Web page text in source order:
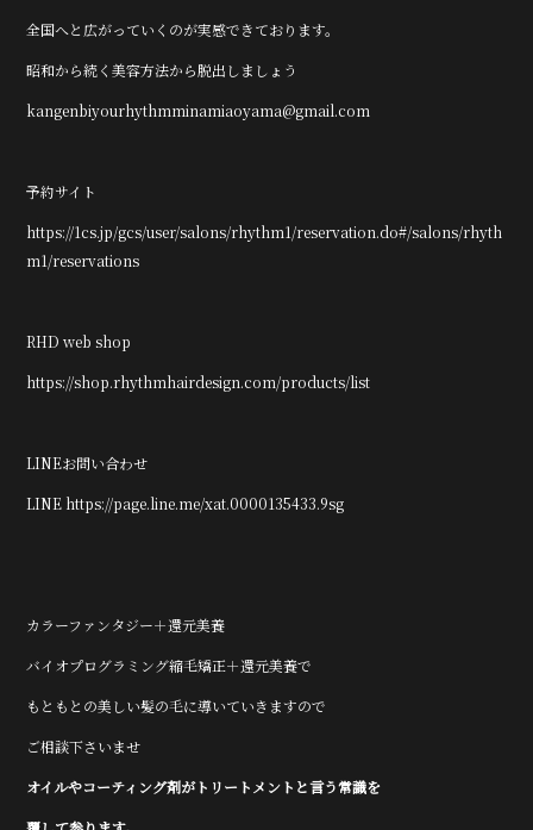
全国へと広がっていくのが実感できております。
昭和から続く美容方法から脱出しましょう
kangenbiyourhythmminamiaoyama@gmail.com
予約サイト
https://1cs.jp/gcs/user/salons/rhythm1/reservation.do#/salons/rhyth
m1/reservations
RHD web shop
https://shop.rhythmhairdesign.com/products/list
LINEお問い合わせ
LINE https://page.line.me/xat.0000135433.9sg
カラーファンタジー＋還元美養
バイオプログラミング縮毛矯正＋還元美養で
もともとの美しい髪の毛に導いていきますので
ご相談下さいませ
オイルやコーティング剤がトリートメントと言う常識を